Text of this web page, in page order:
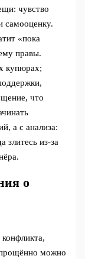
чувство
самооценку.
«пока
правы.
купюрах;
что
а с анализа:
злитесь из‑за
о
можно